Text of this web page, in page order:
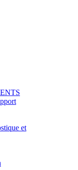
et